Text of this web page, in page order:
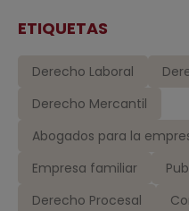
ETIQUETAS
Derecho Laboral
Derecho Mercantil
Abogados para la
Empresa familiar
Derecho Procesal